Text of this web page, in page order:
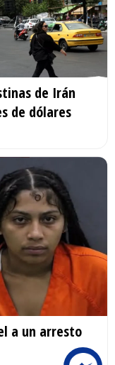
de Irán
de dólares
a un arresto